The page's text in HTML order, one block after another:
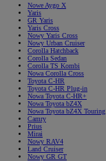
Nowe Aygo X
Yaris
GR Yaris
Yaris Cross
Nowy Yaris Cross
Nowy Urban Cruiser
Corolla Hatchback
Corolla Sedan
Corolla TS Kombi
Nowa Corolla Cross
Toyota C-HR
Toyota C-HR Plug-in
Nowa Toyota C-HR+
Nowa Toyota bZ4X
Nowa Toyota bZ4X Touring
Camry
Prius
Mirai
Nowy RAV4
Land Cruiser
Nowy GR GT